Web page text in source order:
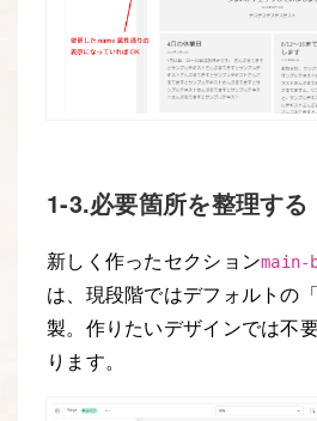
1-3.必要箇所を整理する
新しく作ったセクション
は、現段階ではデフォルトの
製。作りたいデザインでは不
ります。